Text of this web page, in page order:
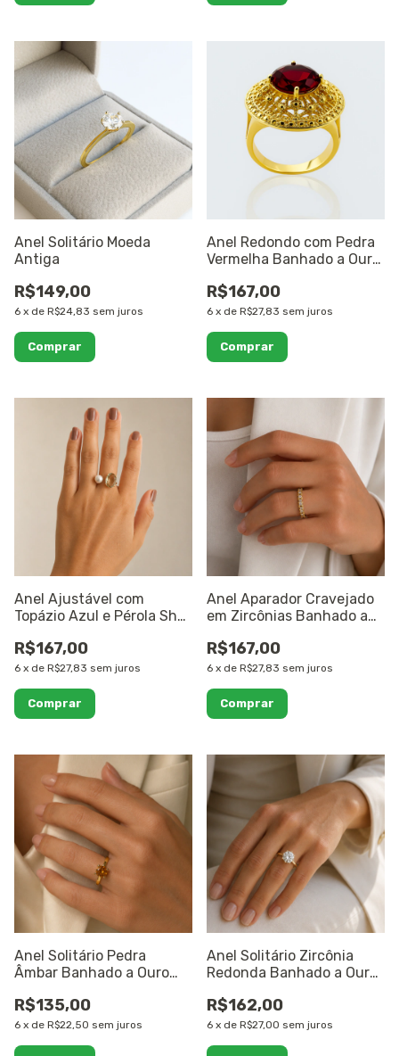
Anel Solitário Moeda
Antiga
R$149,00
6 x de R$24,83 sem juros
Comprar
Anel Redondo com Pedra
Vermelha Banhado a Ouro
R$167,00
6 x de R$27,83 sem juros
Comprar
Anel Ajustável com
Topázio Azul e Pérola Shell
R$167,00
6 x de R$27,83 sem juros
Anel Aparador Cravejado
em Zircônias Banhado a
R$167,00
6 x de R$27,83 sem juros
Comprar
Anel Solitário Pedra
Âmbar Banhado a Ouro
R$135,00
6 x de R$22,50 sem juros
Anel Solitário Zircônia
Redonda Banhado a Ouro
R$162,00
6 x de R$27,00 sem juros